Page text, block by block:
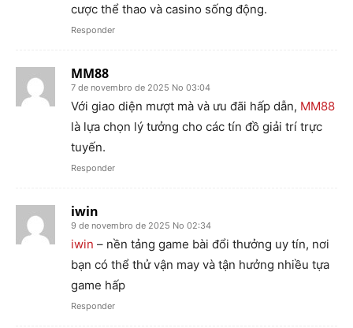
cược thể thao và casino sống động.
Responder
MM88
7 de novembro de 2025 No 03:04
Với giao diện mượt mà và ưu đãi hấp dẫn, MM88
là lựa chọn lý tưởng cho các tín đồ giải trí trực
tuyến.
Responder
iwin
9 de novembro de 2025 No 02:34
iwin – nền tảng game bài đổi thưởng uy tín, nơi
bạn có thể thử vận may và tận hưởng nhiều tựa
game hấp
Responder